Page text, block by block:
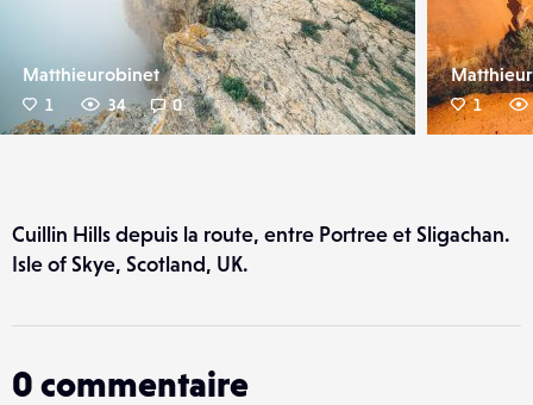
Matthieurobinet
1 34 0 1
Cuillin Hills depuis la route, entre Portree et Sligachan.
Isle of Skye, Scotland, UK.
0 commentaire